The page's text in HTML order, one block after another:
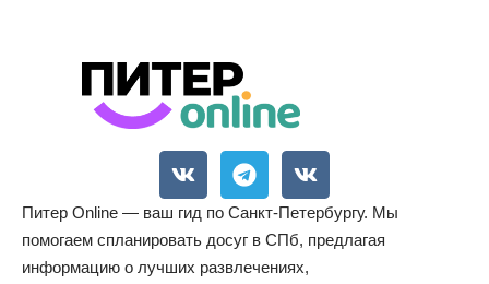
Питер Online — ваш гид по Санкт-Петербургу. Мы
помогаем спланировать досуг в СПб, предлагая
информацию о лучших развлечениях,